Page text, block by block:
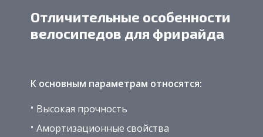
Отличительные особенности
велосипедов для фрирайда
К основным параметрам относятся:
Высокая прочность
Амортизационные свойства